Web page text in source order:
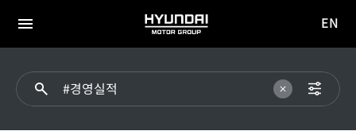
전체
HYUNDAI
MOTOR
이동
EN